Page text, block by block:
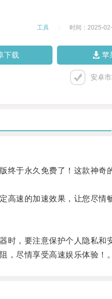
工具 时间：2025-
下载 苹
安卓
于永久免费了！这款神奇
速的加速效果，让您尽情
，要注意保护个人隐私和
尽情享受高速娱乐体验！。